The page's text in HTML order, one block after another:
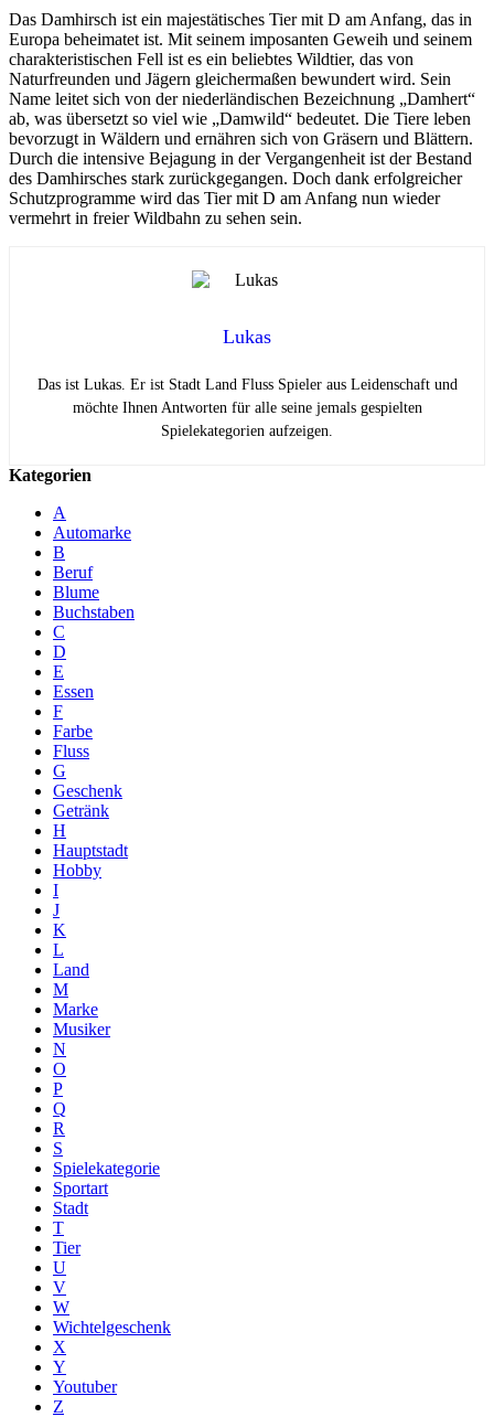
Das Damhirsch ist ein majestätisches Tier mit D am Anfang, das in
Europa beheimatet ist. Mit seinem imposanten Geweih und seinem
charakteristischen Fell ist es ein beliebtes Wildtier, das von
Naturfreunden und Jägern gleichermaßen bewundert wird. Sein
Name leitet sich von der niederländischen Bezeichnung „Damhert“
ab, was übersetzt so viel wie „Damwild“ bedeutet. Die Tiere leben
bevorzugt in Wäldern und ernähren sich von Gräsern und Blättern.
Durch die intensive Bejagung in der Vergangenheit ist der Bestand
des Damhirsches stark zurückgegangen. Doch dank erfolgreicher
Schutzprogramme wird das Tier mit D am Anfang nun wieder
vermehrt in freier Wildbahn zu sehen sein.
Lukas
Das ist Lukas. Er ist Stadt Land Fluss Spieler aus Leidenschaft und
möchte Ihnen Antworten für alle seine jemals gespielten
Spielekategorien aufzeigen.
Kategorien
A
Automarke
B
Beruf
Blume
Buchstaben
C
D
E
Essen
F
Farbe
Fluss
G
Geschenk
Getränk
H
Hauptstadt
Hobby
I
J
K
L
Land
M
Marke
Musiker
N
O
P
Q
R
S
Spielekategorie
Sportart
Stadt
T
Tier
U
V
W
Wichtelgeschenk
X
Y
Youtuber
Z